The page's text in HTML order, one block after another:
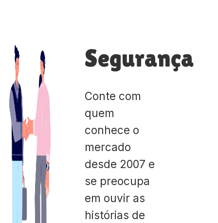
Segurança
Conte com
quem
conhece o
mercado
desde 2007 e
se preocupa
em ouvir as
histórias de